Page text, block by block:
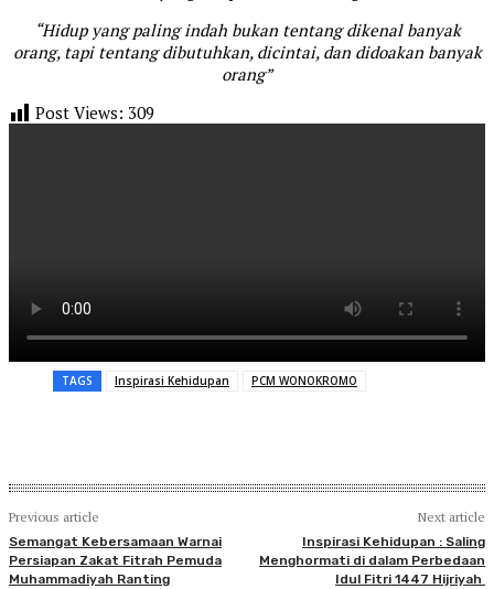
“Hidup yang paling indah bukan tentang dikenal banyak
orang, tapi tentang dibutuhkan, dicintai, dan didoakan banyak
orang”
Post Views: 309
TAGS Inspirasi Kehidupan PCM WONOKROMO
Previous article
Semangat Kebersamaan Warnai
Persiapan Zakat Fitrah Pemuda
Muhammadiyah Ranting
Next article
Inspirasi Kehidupan : Saling
Menghormati di dalam Perbedaan
Idul Fitri 1447 Hijriyah